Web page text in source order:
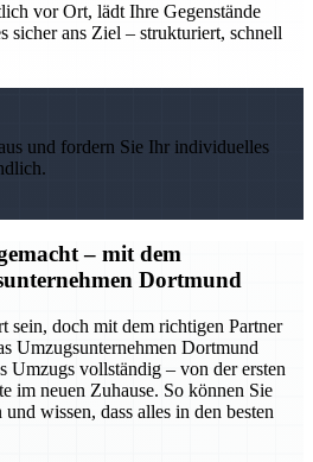
vor Ort, lädt Ihre Gegenstände
sicher ans Ziel – strukturiert, schnell
und fordern Sie Ihr individuelles
– mit dem
Dortmund
doch mit dem richtigen Partner
Umzugsunternehmen Dortmund
Umzugs vollständig – von der ersten
im neuen Zuhause. So können Sie
wissen, dass alles in den besten